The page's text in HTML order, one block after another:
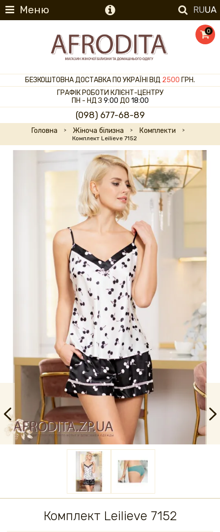
Меню RUUA
0
БЕЗКОШТОВНА ДОСТАВКА ПО УКРАЇНІ ВІД 2500 ГРН.
ГРАФІК РОБОТИ КЛІЄНТ-ЦЕНТРУ
ПН - НД З 9:00 ДО 18:00
(098) 677-68-89
Головна Жіноча білизна Комплекти
Комплект Leilieve 7152
Комплект Leilieve 7152